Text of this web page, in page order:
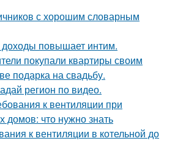
с хорошим словарным
повышает интим.
покупали квартиры своим
подарка на свадьбу.
регион по видео.
к вентиляции при
домов: что нужно знать
к вентиляции в котельной до